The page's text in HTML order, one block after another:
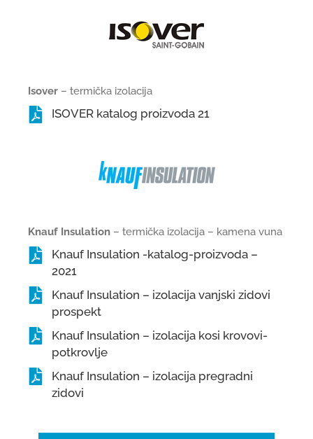
Isover– termička izolacija
ISOVER katalog proizvoda 21
Knauf Insulation– termička izolacija – kamena vuna
Knauf Insulation -katalog-proizvoda –
2021
Knauf Insulation – izolacija vanjski zidovi
prospekt
Knauf Insulation – izolacija kosi krovovi-
potkrovlje
Knauf Insulation – izolacija pregradni
zidovi